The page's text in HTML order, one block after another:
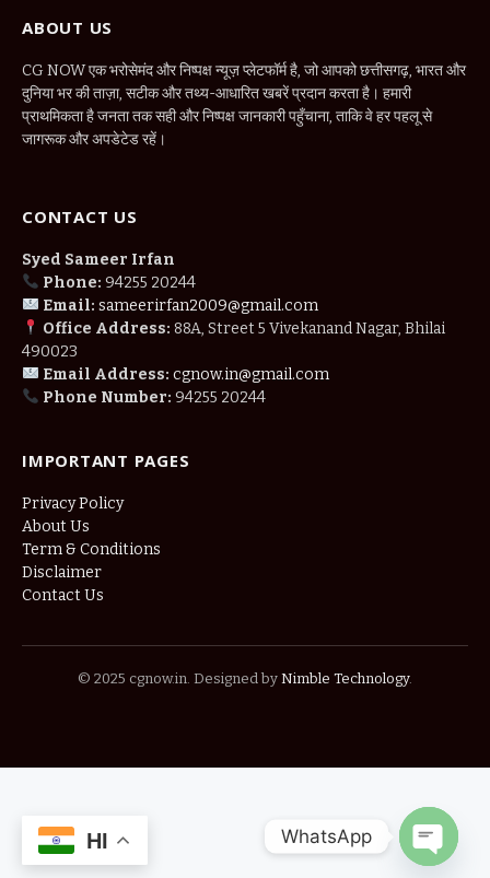
ABOUT US
CG NOW एक भरोसेमंद और निष्पक्ष न्यूज़ प्लेटफॉर्म है, जो आपको छत्तीसगढ़, भारत और
दुनिया भर की ताज़ा, सटीक और तथ्य-आधारित खबरें प्रदान करता है। हमारी
प्राथमिकता है जनता तक सही और निष्पक्ष जानकारी पहुँचाना, ताकि वे हर पहलू से
जागरूक और अपडेटेड रहें।
CONTACT US
Syed Sameer Irfan
Phone: 94255 20244
Email: sameerirfan2009@gmail.com
Office Address: 88A, Street 5 Vivekanand Nagar, Bhilai
490023
Email Address: cgnow.in@gmail.com
Phone Number: 94255 20244
IMPORTANT PAGES
Privacy Policy
About Us
Term & Conditions
Disclaimer
Contact Us
© 2025 cgnow.in. Designed by Nimble Technology.
HI WhatsApp